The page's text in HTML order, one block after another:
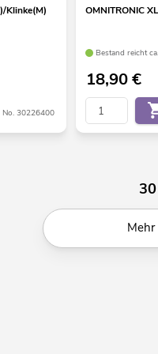
Klinke(M)
No. 30226400
OMNITRONIC
Bestand reicht
18,90€